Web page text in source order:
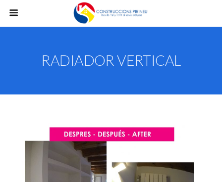
RADIADOR VERTICAL